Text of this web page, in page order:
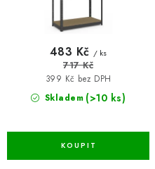
Skladem (>10 ks)
399 Kč bez DPH
483 Kč / ks
717 Kč